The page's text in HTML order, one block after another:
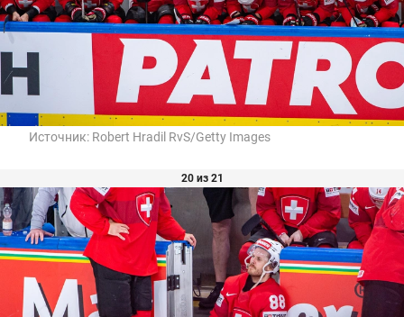
Источник: Robert Hradil RvS/Getty Images
20 из 21